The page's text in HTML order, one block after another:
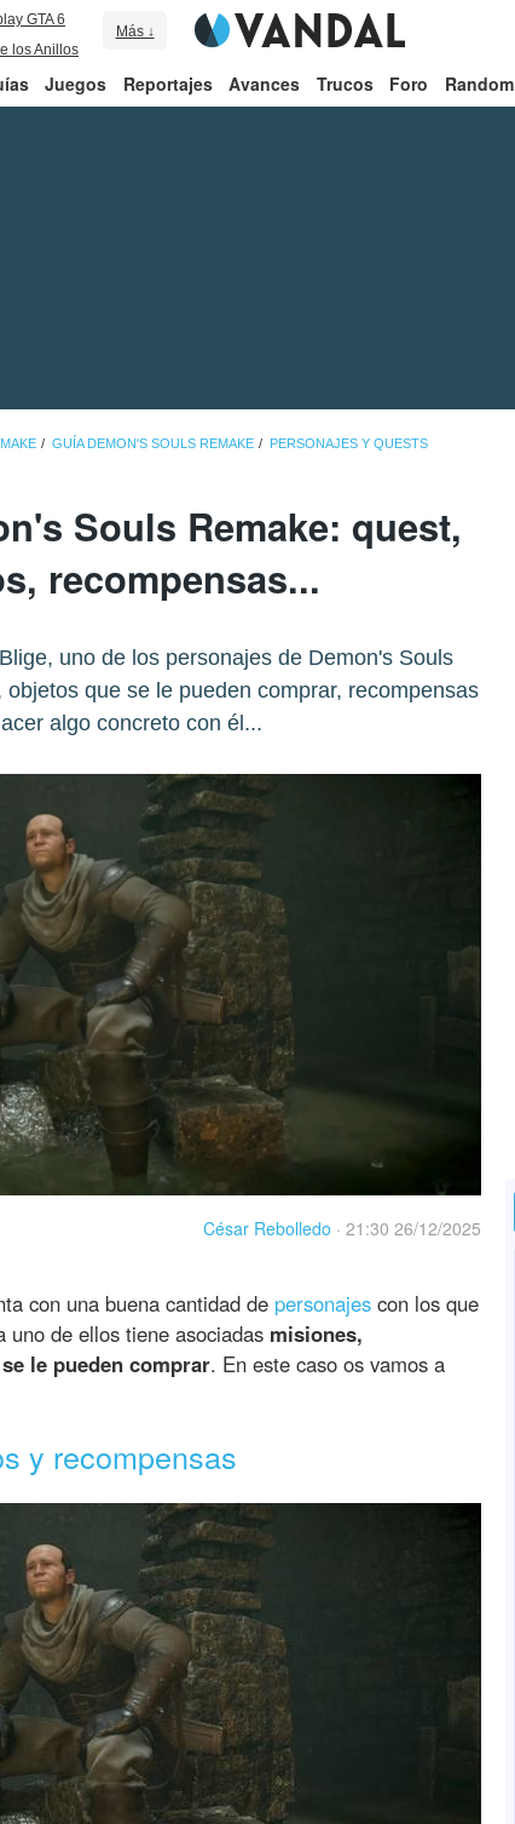
GTA 6
los Anillos
Más ↓
Juegos Reportajes Avances Trucos Foro Random
GUÍA DEMON'S SOULS REMAKE PERSONAJES Y QUESTS
Souls Remake: quest,
recompensas...
uno de los personajes de Demon's Souls
que se le pueden comprar, recompensas
algo concreto con él...
César Rebolledo · 21:30 26/12/2025
con una buena cantidad de personajes con los que
uno de ellos tiene asociadas misiones,
le pueden comprar. En este caso os vamos a
y recompensas